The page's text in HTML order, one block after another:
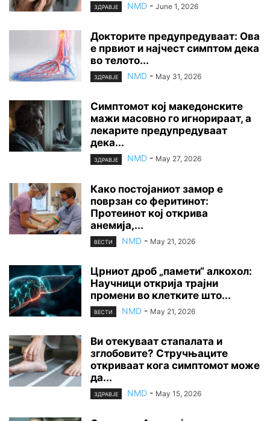
ЗДРАВЈЕ NMD - June 1, 2026
Докторите предупредуваат: Ова
е првиот и најчест симптом дека
во телото...
ЗДРАВЈЕ NMD - May 31, 2026
Симптомот кој македонските
мажи масовно го игнорираат, а
лекарите предупредуваат
дека...
ЗДРАВЈЕ NMD - May 27, 2026
Како постојаниот замор е
поврзан со феритинот:
Протеинот кој открива
анемија,...
ВЕСТИ NMD - May 21, 2026
Црниот дроб „памети“ алкохол:
Научници открија трајни
промени во клетките што...
ВЕСТИ NMD - May 21, 2026
Ви отекуваат стапалата и
зглобовите? Стручњаците
откриваат кога симптомот може
да...
ЗДРАВЈЕ NMD - May 15, 2026